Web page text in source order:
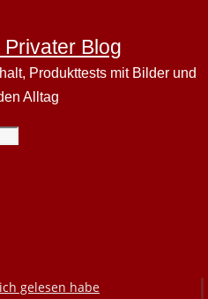
Blog
Produkttests mit Bilder und
Alltag
gelesen habe